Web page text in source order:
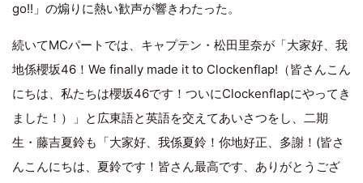
go!!」の煽りに熱い歓声が響きわたった。
続いてMCパートでは、キャプテン・松田里奈が「大家好、我
地係櫻坂46！We finally made it to Clockenflap!（皆さんこん
にちは、私たちは櫻坂46です！ついにClockenflapにやってき
ました！）」と広東語と英語を交えてあいさつをし、二期
生・藤吉夏鈴も「大家好、我係夏鈴！你地好正、多謝！(皆さ
んこんにちは、夏鈴です！皆さん最高です、ありがとうござ